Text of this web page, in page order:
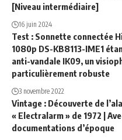
[Niveau intermédiaire]
16 juin 2024
Test : Sonnette connectée
1080p DS-KB8113-IME1
anti-vandale IK09, un
particulièrement robuste
3 novembre 2022
Vintage : Découverte de
« Electralarm » de 1972 |
documentations d’époque